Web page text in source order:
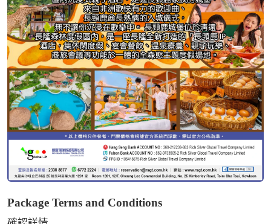
Package Terms and Conditions